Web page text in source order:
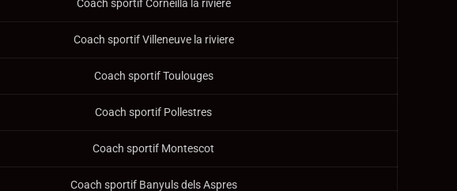
Coach sportif Corneilla la riviere
Coach sportif Villeneuve la riviere
Coach sportif Toulouges
Coach sportif Pollestres
Coach sportif Montescot
Coach sportif Banyuls dels Aspres